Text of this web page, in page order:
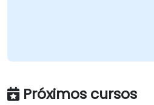
Próximos cursos